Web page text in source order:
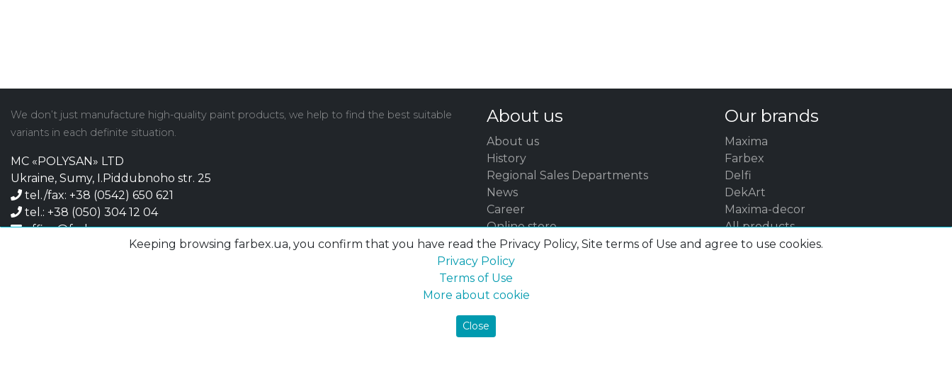
We don’t just manufacture high-quality paint products, we help to find the best suitable
variants in each definite situation.
MC «POLYSAN» LTD
Ukraine, Sumy, I.Piddubnoho str. 25
tel./fax: +38 (0542) 650 621
tel.: +38 (050) 304 12 04
office@farbex.com.ua
About us
About us
History
Regional Sales Departments
News
Career
Online store
Showroom
Financial report
Contact
Боротьба з корупцією
Product catalogue POLYSAN
Product catalogue POLYSAN ENG
Our brands
Maxima
Farbex
Delfi
DekArt
Maxima-decor
All products
Keeping browsing farbex.ua, you confirm that you have read the Privacy Policy, Site terms of Use and agree to use cookies.
Privacy Policy
Terms of Use
More about cookie
Close